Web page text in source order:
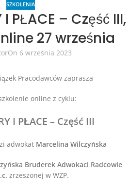
SZKOLENIA
I PŁACE – Część III,
27 września
On 6 września 2023
Pracodawców zaprasza
online z cyklu:
I PŁACE – Część III
adwokat Marcelina Wilczyńska
Bruderek Adwokaci Radcowie
zrzeszonej w WZP.